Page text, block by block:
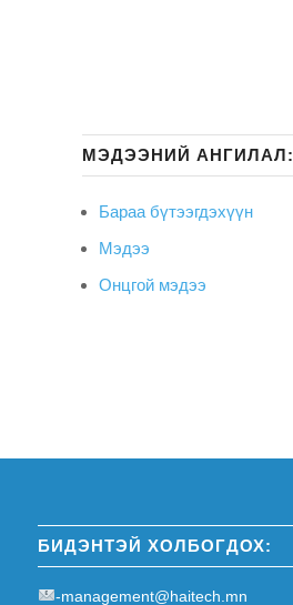
МЭДЭЭНИЙ АНГИЛАЛ:
Бараа бүтээгдэхүүн
Мэдээ
Онцгой мэдээ
БИДЭНТЭЙ ХОЛБОГДОХ:
-management@haitech.mn